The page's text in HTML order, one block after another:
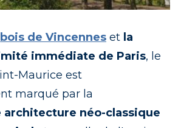
bois de Vincennes et la
immédiate de Paris, le
Maurice est
marqué par la
architecture néo-classique